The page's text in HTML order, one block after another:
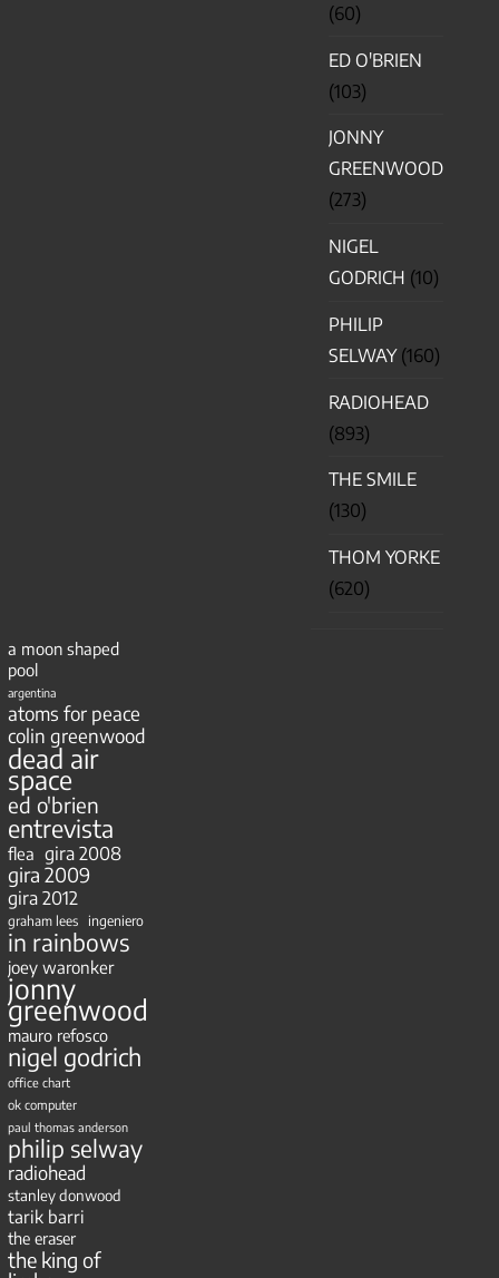
(60)
ED O'BRIEN
(103)
JONNY
GREENWOOD
(273)
NIGEL
GODRICH (10)
PHILIP
SELWAY(160)
RADIOHEAD
(893)
THE SMILE
(130)
THOM YORKE
(620)
a moon shaped
pool
argentina
atoms for peace
colin greenwood
dead air
space
ed o'brien
entrevista
flea gira 2008
gira 2009
gira 2012
graham lees ingeniero
in rainbows
joey waronker
jonny
greenwood
mauro refosco
nigel godrich
office chart
ok computer
paul thomas anderson
philip selway
radiohead
stanley donwood
tarik barri
the eraser
the king of